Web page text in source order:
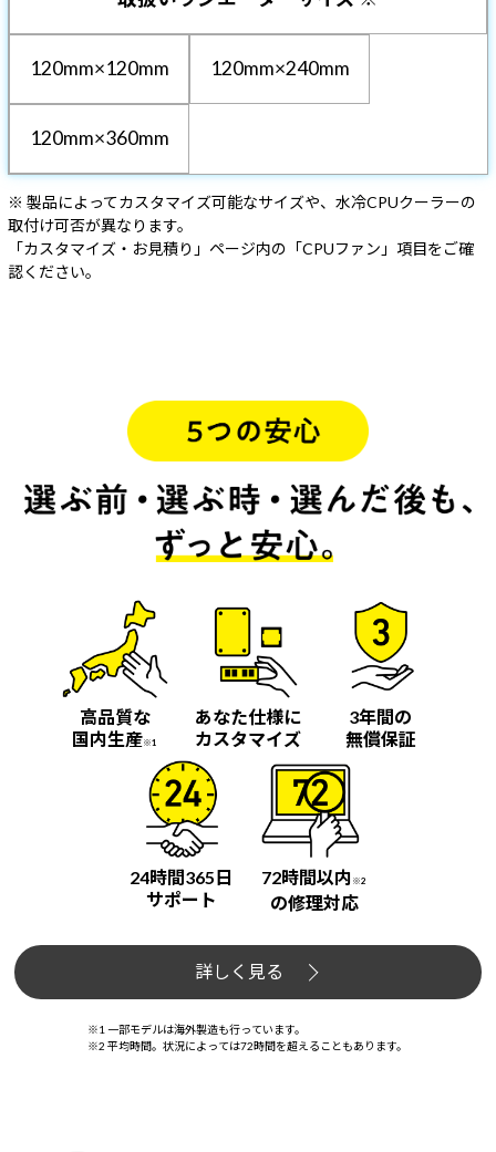
120mm×120mm 120mm×240mm
120mm×360mm
※ 製品によってカスタマイズ可能なサイズや、水冷CPUクーラーの
取付け可否が異なります。
「カスタマイズ・お見積り」ページ内の「CPUファン」項目をご確
認ください。
高品質な
国内生産※1
あなた仕様に
カスタマイズ
3年間の
無償保証
24時間365日
サポート
72時間以内 ※2
の修理対応
詳しく見る
※1 一部モデルは海外製造も行っています。
※2 平均時間。状況によっては72時間を超えることもあります。